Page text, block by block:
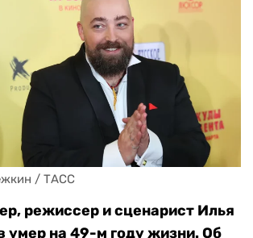
/ ТАСС
режиссер и сценарист Илья
умер на 49-м году жизни. Об